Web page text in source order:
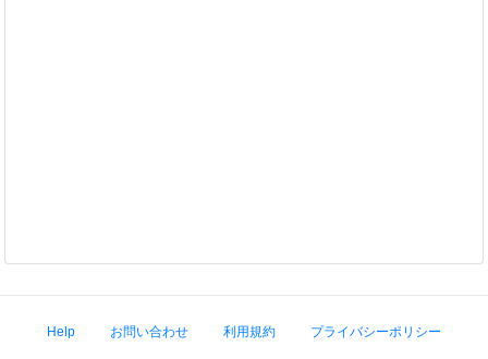
Help お問い合わせ 利用規約 プライバシーポリシー